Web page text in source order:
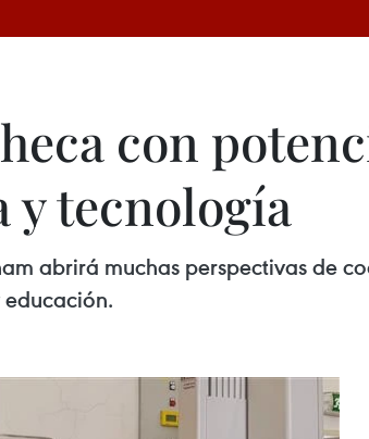
con
y tecnología
abrirá muchas perspectivas de